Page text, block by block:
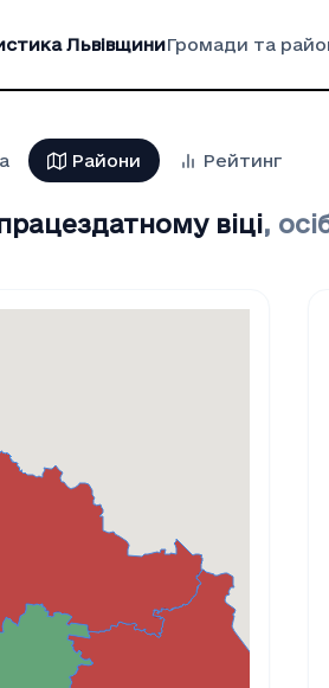
ЛьвівщиниГромади та
Райони Рейтинг
віці,